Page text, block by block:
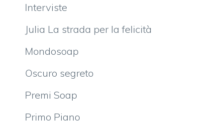
Interviste
Julia La strada per la felicità
Mondosoap
Oscuro segreto
Premi Soap
Primo Piano